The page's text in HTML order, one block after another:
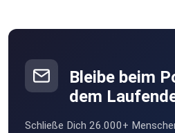
Bleibe beim
dem
Schließe Dich 26.000+